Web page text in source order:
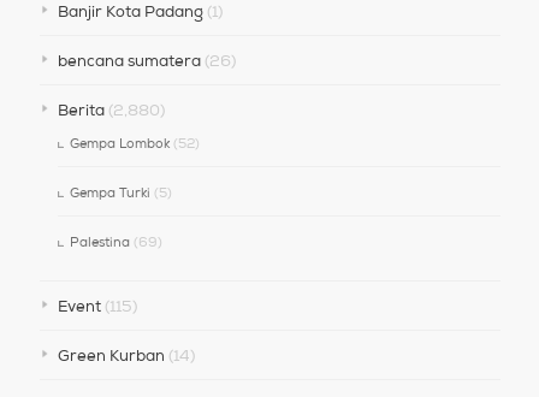
Banjir Kota Padang(1)
bencana sumatera(26)
Berita(2,880)
Gempa Lombok(52)
Gempa Turki (5)
Palestina(69)
Event(115)
Green Kurban (14)